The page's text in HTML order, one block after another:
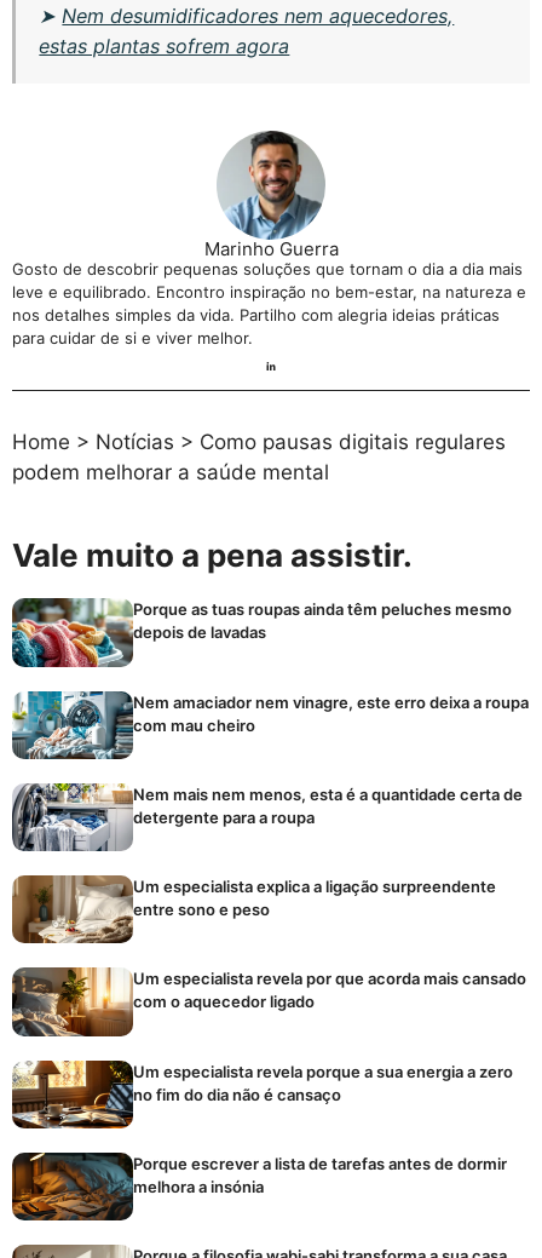
➤Nem desumidificadores nem aquecedores,
estas plantas sofrem agora
Marinho Guerra
Gosto de descobrir pequenas soluções que tornam o dia a dia mais
leve e equilibrado. Encontro inspiração no bem-estar, na natureza e
nos detalhes simples da vida. Partilho com alegria ideias práticas
para cuidar de si e viver melhor.
Home > Notícias > Como pausas digitais regulares
podem melhorar a saúde mental
Vale muito a pena assistir.
Porque as tuas roupas ainda têm peluches mesmo
depois de lavadas
Nem amaciador nem vinagre, este erro deixa a roupa
com mau cheiro
Nem mais nem menos, esta é a quantidade certa de
detergente para a roupa
Um especialista explica a ligação surpreendente
entre sono e peso
Um especialista revela por que acorda mais cansado
com o aquecedor ligado
Um especialista revela porque a sua energia a zero
no fim do dia não é cansaço
Porque escrever a lista de tarefas antes de dormir
melhora a insónia